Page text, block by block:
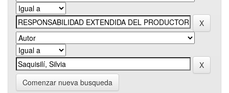
Comenzar nueva busqueda